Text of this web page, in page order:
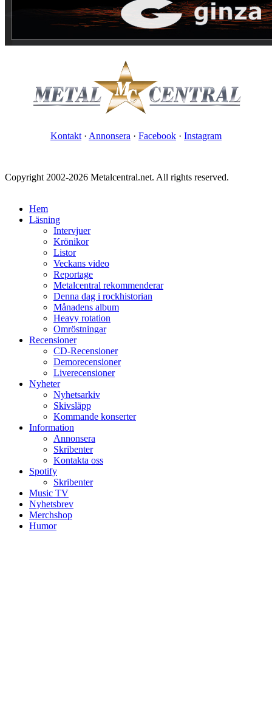
Kontakt · Annonsera · Facebook · Instagram
Copyright 2002-2026 Metalcentral.net. All rights reserved.
Hem
Läsning
Intervjuer
Krönikor
Listor
Veckans video
Reportage
Metalcentral rekommenderar
Denna dag i rockhistorian
Månadens album
Heavy rotation
Omröstningar
Recensioner
CD-Recensioner
Demorecensioner
Liverecensioner
Nyheter
Nyhetsarkiv
Skivsläpp
Kommande konserter
Information
Annonsera
Skribenter
Kontakta oss
Spotify
Skribenter
Music TV
Nyhetsbrev
Merchshop
Humor